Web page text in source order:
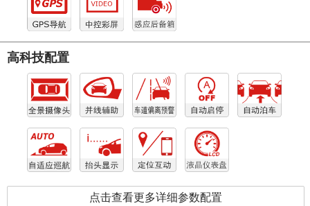
高科技配置
点击查看更多详细参数配置